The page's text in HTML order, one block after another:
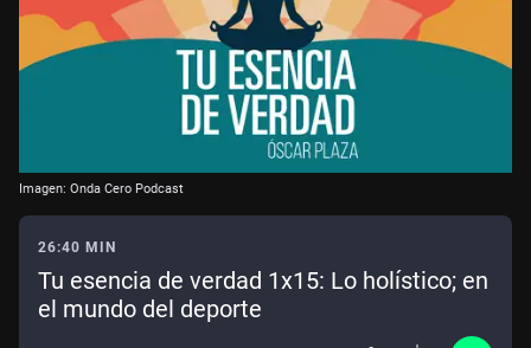
Imagen: Onda Cero Podcast
26:40 MIN
Tu esencia de verdad 1x15: Lo holístico; en
el mundo del deporte